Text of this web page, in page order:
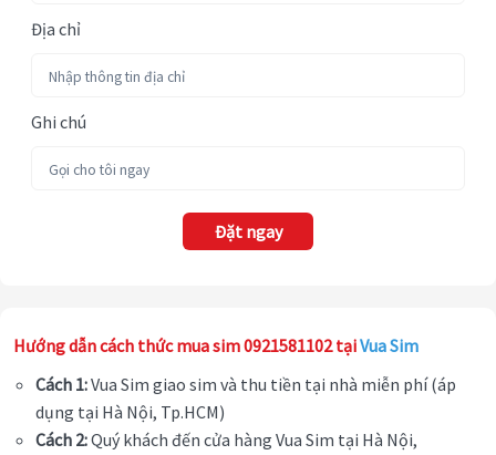
Địa chỉ
Ghi chú
Đặt ngay
Hướng dẫn cách thức mua sim 0921581102 tạiVua Sim
Cách 1:Vua Sim giao sim và thu tiền tại nhà miễn phí (áp
dụng tại Hà Nội, Tp.HCM)
Cách 2:Quý khách đến cửa hàng Vua Sim tại Hà Nội,